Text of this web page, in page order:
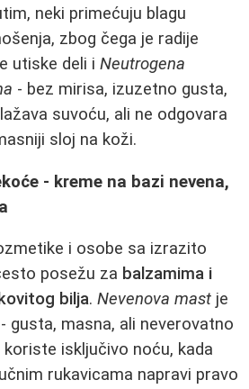
neki primećuju blagu
zbog čega je radije
utiske deli i Neutrogena
- bez mirisa, izuzetno gusta,
suvoću, ali ne odgovara
sloj na koži.
- kreme na bazi nevena,
i osobe sa izrazito
posežu za balzamima i
bilja. Nevenova mast je
gusta, masna, ali neverovatno
isključivo noću, kada
rukavicama napravi pravo